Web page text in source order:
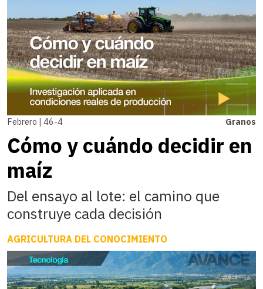
Febrero | 46-4 Granos
Cómo y cuándo decidir en
maíz
Del ensayo al lote: el camino que
construye cada decisión
AGRICULTURA DEL CONOCIMIENTO